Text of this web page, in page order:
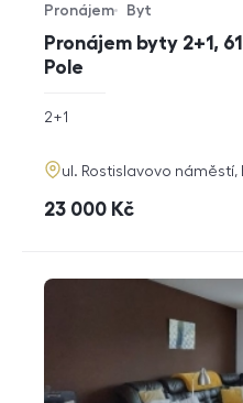
Pronájem byty 2+1,
Pole
Typ nabídky
Pronájem
Typ nemovitosti
Byt
rozměry
dispozice
2+1
adresa
ul. Rostislavovo náměstí,
cena
23 000 Kč